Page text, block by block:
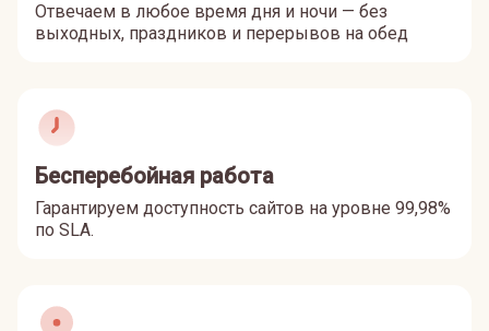
Отвечаем в любое время дня и ночи — без
выходных, праздников и перерывов на обед
Бесперебойная работа
Гарантируем доступность сайтов на уровне 99,98%
по SLA.